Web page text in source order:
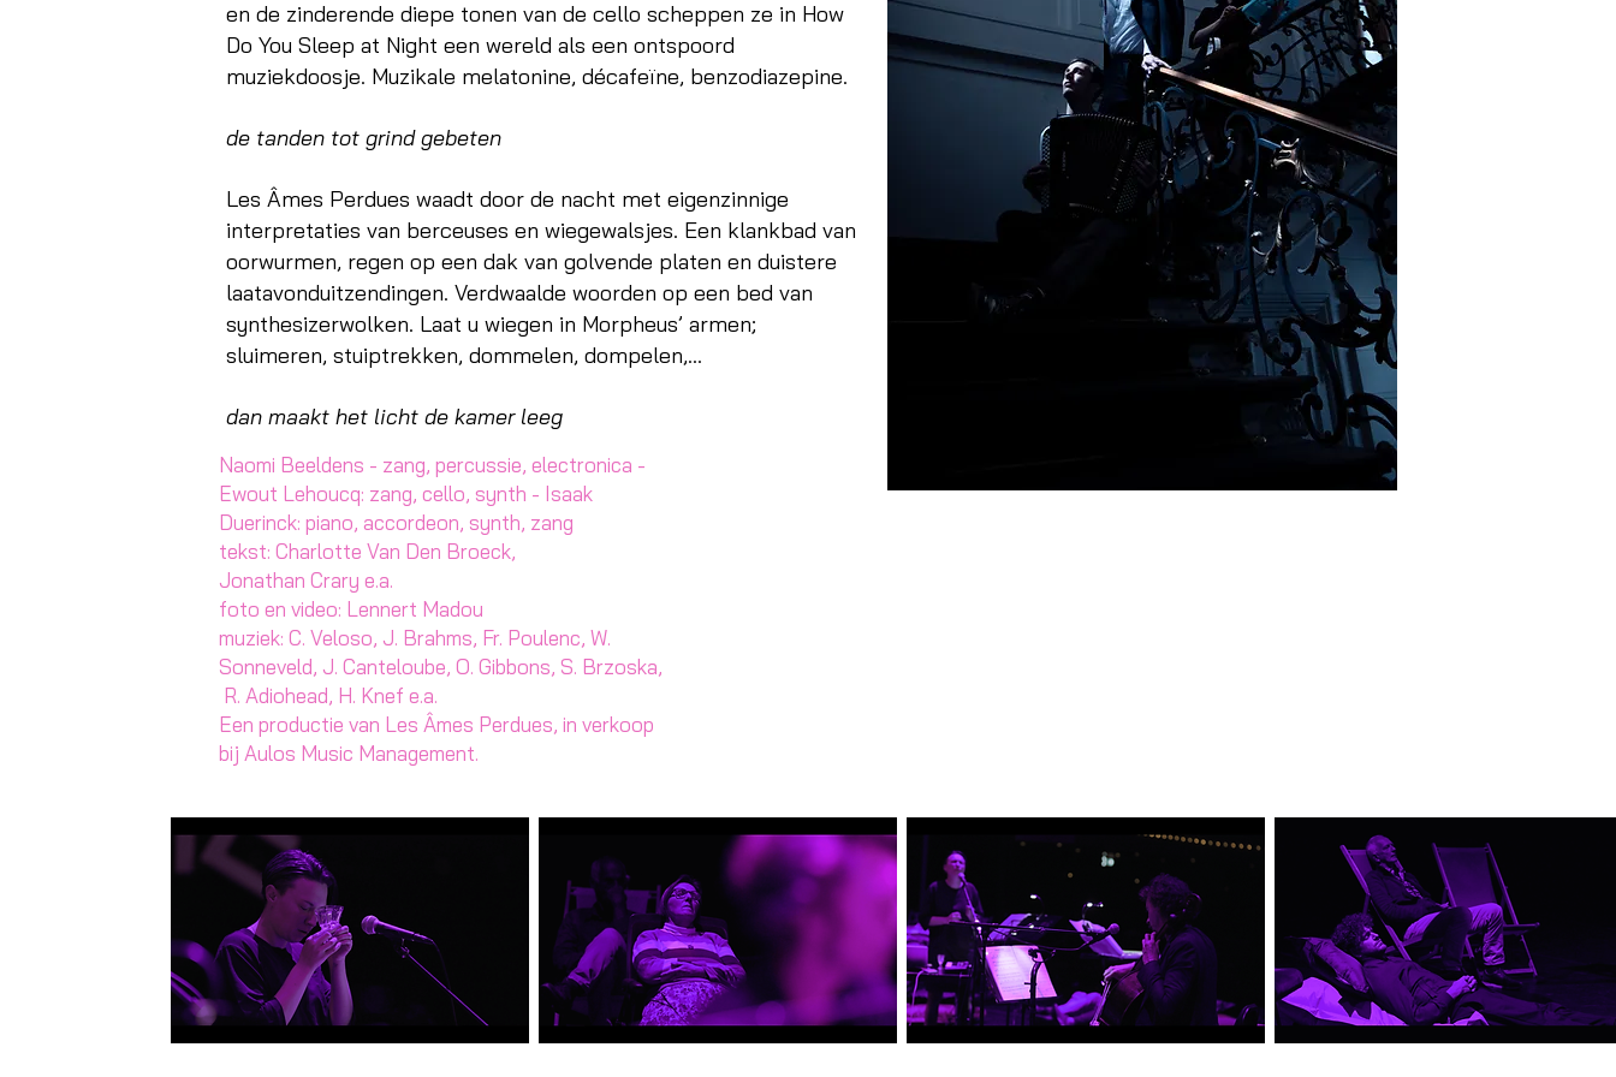
en de zinderende diepe tonen van de cello scheppen ze in How
Do You Sleep at Night een wereld als een ontspoord
muziekdoosje. Muzikale melatonine, décafeïne, benzodiazepine.
de tanden tot grind gebeten
Les Âmes Perdues waadt door de nacht met eigenzinnige
interpretaties van berceuses en wiegewalsjes. Een klankbad van
oorwurmen, regen op een dak van golvende platen en duistere
laatavonduitzendingen. Verdwaalde woorden op een bed van
synthesizerwolken. Laat u wiegen in Morpheus’ armen;
sluimeren, stuiptrekken, dommelen, dompelen,…
dan maakt het licht de kamer leeg
Naomi Beeldens - zang, percussie, electronica -
Ewout Lehoucq: zang, cello, synth - Isaak
Duerinck: piano, accordeon, synth, zang
tekst: Charlotte Van Den Broeck,
Jonathan Crary e.a.
foto en video: Lennert Madou
muziek: C. Veloso, J. Brahms, Fr. Poulenc, W.
Sonneveld, J. Canteloube, O. Gibbons, S. Brzoska,
R. Adiohead, H. Knef e.a.
Een productie van Les Âmes Perdues, in verkoop
bij Aulos Music Management.